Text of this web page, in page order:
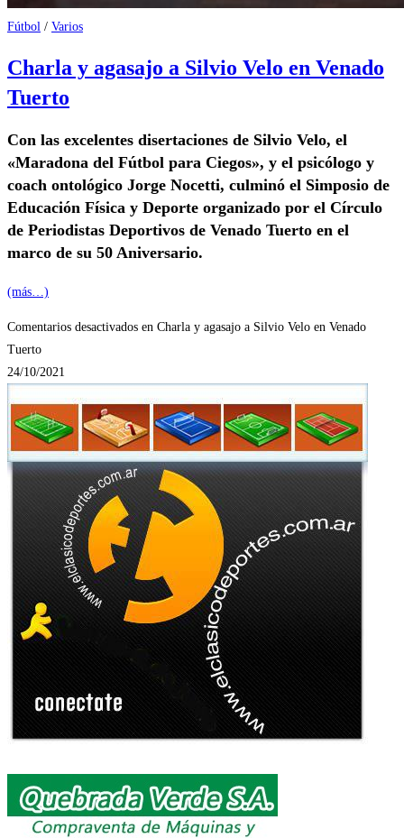
Fútbol / Varios
Charla y agasajo a Silvio Velo en Venado
Tuerto
Con las excelentes disertaciones de Silvio Velo, el
«Maradona del Fútbol para Ciegos», y el psicólogo y
coach ontológico Jorge Nocetti, culminó el Simposio de
Educación Física y Deporte organizado por el Círculo
de Periodistas Deportivos de Venado Tuerto en el
marco de su 50 Aniversario.
(más…)
Comentarios desactivados en Charla y agasajo a Silvio Velo en Venado
Tuerto
24/10/2021